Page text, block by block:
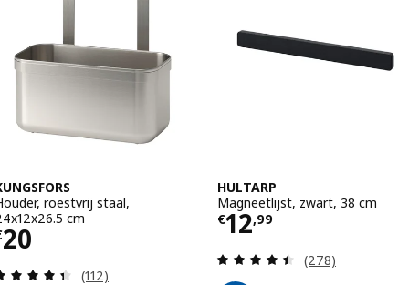
roestvrij staal,
cm
20 € 20
Beoordeling: 4.4 van 5 sterren. Totaal
(112)
HULTARP
Magneetlijst, zwart, 38 cm
€12,99
Prijs € 12,99
Beoordeling:
(278)